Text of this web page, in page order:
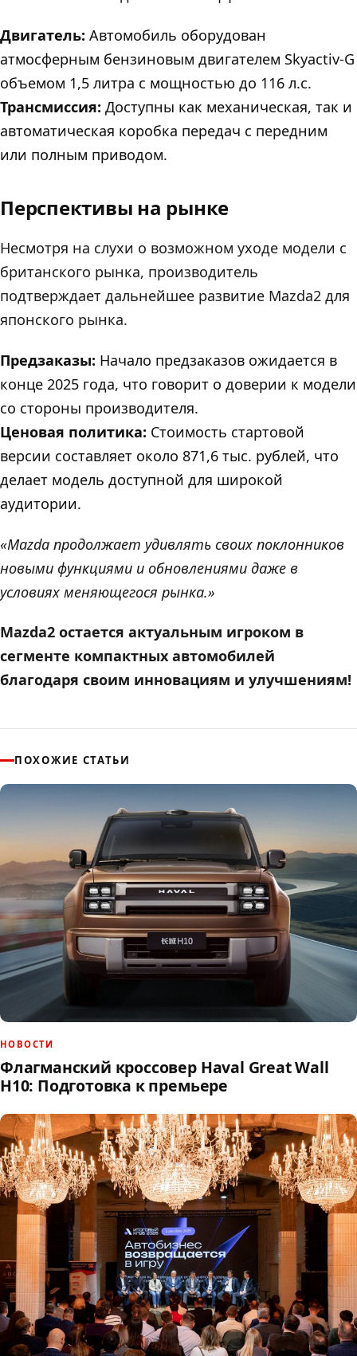
Двигатель: Автомобиль оборудован
атмосферным бензиновым двигателем Skyactiv-G
объемом 1,5 литра с мощностью до 116 л.с.
Трансмиссия: Доступны как механическая, так и
автоматическая коробка передач с передним
или полным приводом.
Перспективы на рынке
Несмотря на слухи о возможном уходе модели с
британского рынка, производитель
подтверждает дальнейшее развитие Mazda2 для
японского рынка.
Предзаказы: Начало предзаказов ожидается в
конце 2025 года, что говорит о доверии к модели
со стороны производителя.
Ценовая политика: Стоимость стартовой
версии составляет около 871,6 тыс. рублей, что
делает модель доступной для широкой
аудитории.
«Mazda продолжает удивлять своих поклонников
новыми функциями и обновлениями даже в
условиях меняющегося рынка.»
Mazda2 остается актуальным игроком в
сегменте компактных автомобилей
благодаря своим инновациям и улучшениям!
ПОХОЖИЕ СТАТЬИ
НОВОСТИ
Флагманский кроссовер Haval Great Wall
H10: Подготовка к премьере